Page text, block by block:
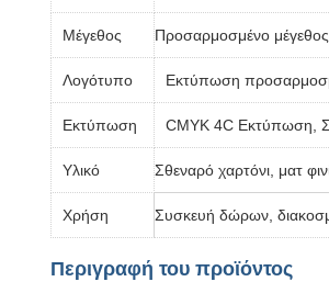
Μέγεθος Προσαρμοσμένο μέγεθος
Λογότυπο Εκτύπωση
Εκτύπωση CMYK 4C Εκτύπωση,
Υλικό Σθεναρό χαρτόνι, ματ
Χρήση Συσκευή δώρων,
Περιγραφή του προϊόντος